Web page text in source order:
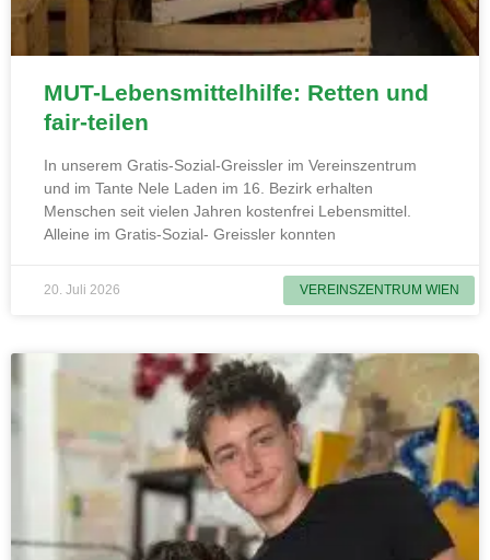
VEREINSZENTRUM WIEN
MUT-Lebensmittelhilfe: Retten und
fair-teilen
In unserem Gratis-Sozial-Greissler im Vereinszentrum
und im Tante Nele Laden im 16. Bezirk erhalten
Menschen seit vielen Jahren kostenfrei Lebensmittel.
Alleine im Gratis-Sozial- Greissler konnten
20. Juli 2026